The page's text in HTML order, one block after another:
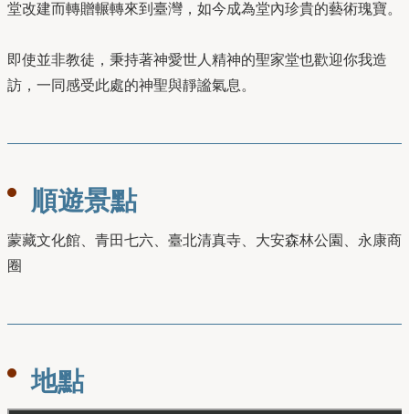
堂改建而轉贈輾轉來到臺灣，如今成為堂內珍貴的藝術瑰寶。
即使並非教徒，秉持著神愛世人精神的聖家堂也歡迎你我造
訪，一同感受此處的神聖與靜謐氣息。
順遊景點
蒙藏文化館、青田七六、臺北清真寺、大安森林公園、永康商
圈
地點